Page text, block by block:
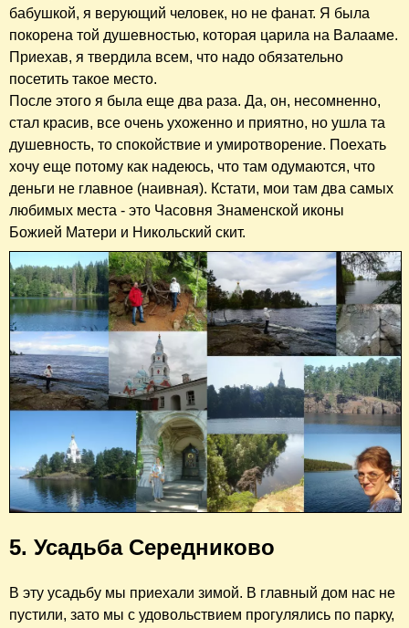
бабушкой, я верующий человек, но не фанат. Я была
покорена той душевностью, которая царила на Валааме.
Приехав, я твердила всем, что надо обязательно
посетить такое место.
После этого я была еще два раза. Да, он, несомненно,
стал красив, все очень ухоженно и приятно, но ушла та
душевность, то спокойствие и умиротворение. Поехать
хочу еще потому как надеюсь, что там одумаются, что
деньги не главное (наивная). Кстати, мои там два самых
любимых места - это Часовня Знаменской иконы
Божией Матери и Никольский скит.
5. Усадьба Середниково
В эту усадьбу мы приехали зимой. В главный дом нас не
пустили, зато мы с удовольствием прогулялись по парку,